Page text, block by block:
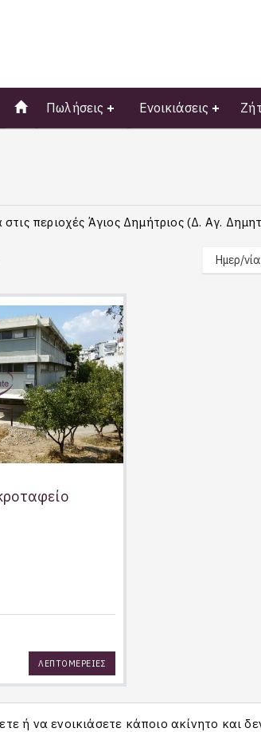
Πωλήσεις Ενοικιάσεις
περιοχές Άγιος Δημήτριος (Δ. Αγ.
ΛΕΠΤΟΜΕΡΕΙΕΣ
ή να ενοικιάσετε κάποιο ακίνητο και